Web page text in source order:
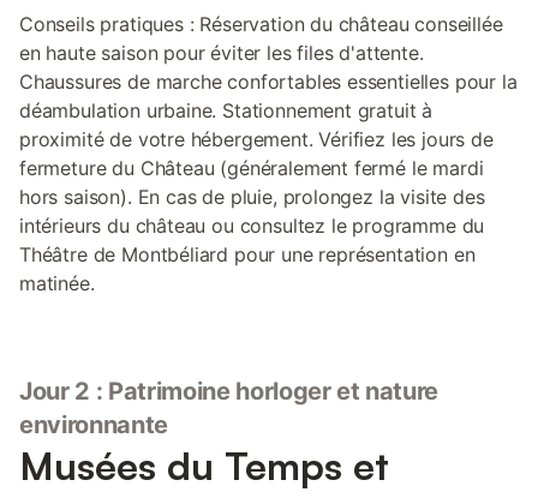
Conseils pratiques : Réservation du château conseillée
en haute saison pour éviter les files d'attente.
Chaussures de marche confortables essentielles pour la
déambulation urbaine. Stationnement gratuit à
proximité de votre hébergement. Vérifiez les jours de
fermeture du Château (généralement fermé le mardi
hors saison). En cas de pluie, prolongez la visite des
intérieurs du château ou consultez le programme du
Théâtre de Montbéliard pour une représentation en
matinée.
Jour 2 : Patrimoine horloger et nature
environnante
Musées du Temps et